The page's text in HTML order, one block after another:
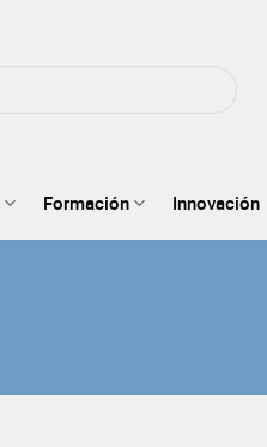
Formación Innovación